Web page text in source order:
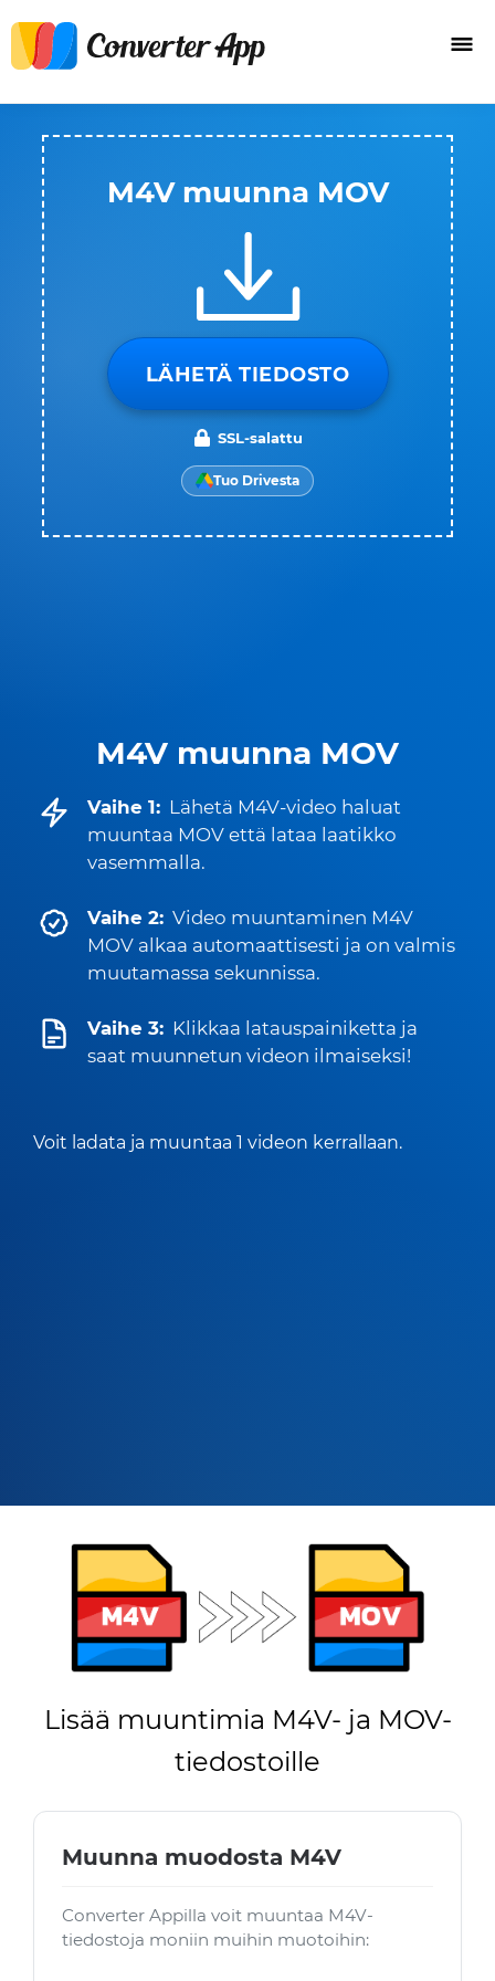
M4V muunna MOV
Vaihe 1: Lähetä M4V-video haluat
muuntaa MOV että lataa laatikko
vasemmalla.
Vaihe 2: Video muuntaminen M4V
MOV alkaa automaattisesti ja on valmis
muutamassa sekunnissa.
Vaihe 3: Klikkaa latauspainiketta ja
saat muunnetun videon ilmaiseksi!
Voit ladata ja muuntaa 1 videon kerrallaan.
M4V muunna MOV
LÄHETÄ TIEDOSTO
SSL-salattu
Tuo Drivesta
Lisää muuntimia M4V- ja MOV-
tiedostoille
Muunna muodosta M4V
Converter Appilla voit muuntaa M4V-
tiedostoja moniin muihin muotoihin: